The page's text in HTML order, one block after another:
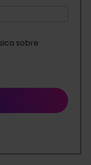
sobre